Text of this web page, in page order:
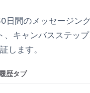
日間のメッセージン
、キャンバスステッ
します。
歴タブ